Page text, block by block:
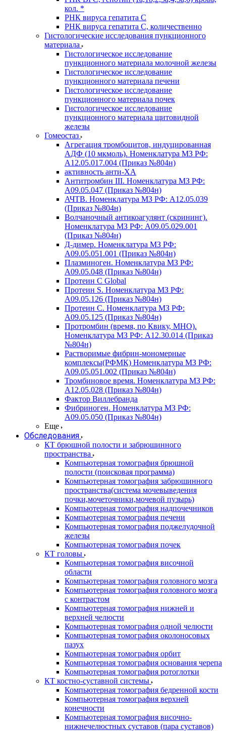
кол. *
РНК вируса гепатита C
РНК вируса гепатита C, количественно
Гистологические исследования пункционного
материала
Гистологическое исследование
пункционного материала молочной железы
Гистологическое исследование
пункционного материала печени
Гистологическое исследование
пункционного материала почек
Гистологическое исследование
пункционного материала щитовидной
железы
Гомеостаз
Агрегация тромбоцитов, индуцированная
АДФ (10 мкмоль). Номенклатура МЗ РФ:
A12.05.017.004 (Приказ №804н)
активность анти-ХА
Антитромбин III. Номенклатура МЗ РФ:
A09.05.047 (Приказ №804н)
АЧТВ. Номенклатура МЗ РФ: A12.05.039
(Приказ №804н)
Волчаночный антикоагулянт (скрининг).
Номенклатура МЗ РФ: A09.05.029.001
(Приказ №804н)
Д-димер. Номенклатура МЗ РФ:
A09.05.051.001 (Приказ №804н)
Плазминоген. Номенклатура МЗ РФ:
A09.05.048 (Приказ №804н)
Протеин C Global
Протеин S. Номенклатура МЗ РФ:
A09.05.126 (Приказ №804н)
Протеин С. Номенклатура МЗ РФ:
A09.05.125 (Приказ №804н)
Протромбин (время, по Квику, МНО).
Номенклатура МЗ РФ: A12.30.014 (Приказ
№804н)
Растворимые фибрин-мономерные
комплексы(РФМК) Номенклатура МЗ РФ:
A09.05.051.002 (Приказ №804н)
Тромбиновое время. Номенклатура МЗ РФ:
A12.05.028 (Приказ №804н)
Фактор Виллебранда
Фибриноген. Номенклатура МЗ РФ:
A09.05.050 (Приказ №804н)
Еще
Обследования
КТ брюшной полости и забрюшинного
пространства
Компьютерная томография брюшной
полости (поисковая программа)
Компьютерная томография забрюшинного
пространства(система мочевыведения
почки,мочеточники,мочевой пузырь)
Компьютерная томография надпочечников
Компьютерная томография печени
Компьютерная томография поджелудочной
железы
Компьютерная томография почек
КТ головы
Компьютерная томография височной
области
Компьютерная томография головного мозга
Компьютерная томография головного мозга
с контрастом
Компьютерная томография нижней и
верхней челюсти
Компьютерная томография одной челюсти
Компьютерная томография околоносовых
пазух
Компьютерная томография орбит
Компьютерная томография основания черепа
Компьютерная томография ротоглотки
КТ костно-суставной системы
Компьютерная томография бедренной кости
Компьютерная томография верхней
конечности
Компьютерная томография височно-
нижнечелюстных суставов (пара суставов)